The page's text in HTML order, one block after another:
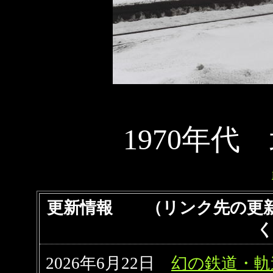
1970年代
更新情報 （リンク先の更
2026年6月22日 幻の鉄道・